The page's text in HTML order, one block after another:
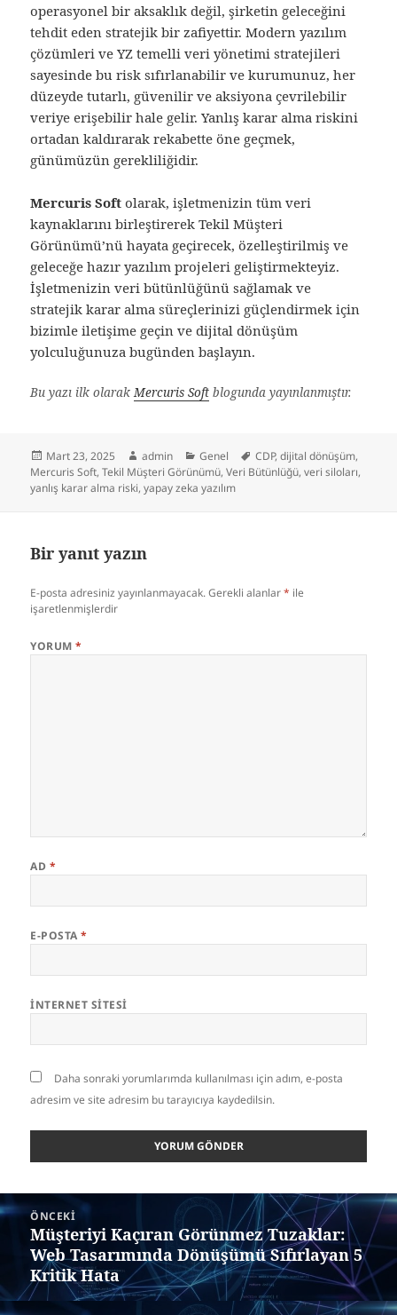
operasyonel bir aksaklık değil, şirketin geleceğini
tehdit eden stratejik bir zafiyettir. Modern yazılım
çözümleri ve YZ temelli veri yönetimi stratejileri
sayesinde bu risk sıfırlanabilir ve kurumunuz, her
düzeyde tutarlı, güvenilir ve aksiyona çevrilebilir
veriye erişebilir hale gelir. Yanlış karar alma riskini
ortadan kaldırarak rekabette öne geçmek,
günümüzün gerekliliğidir.
Mercuris Soft olarak, işletmenizin tüm veri
kaynaklarını birleştirerek Tekil Müşteri
Görünümü’nü hayata geçirecek, özelleştirilmiş ve
geleceğe hazır yazılım projeleri geliştirmekteyiz.
İşletmenizin veri bütünlüğünü sağlamak ve
stratejik karar alma süreçlerinizi güçlendirmek için
bizimle iletişime geçin ve dijital dönüşüm
yolculuğunuza bugünden başlayın.
Bu yazı ilk olarakMercuris Soft blogunda yayınlanmıştır.
Yayın
tarihi
Mart 23, 2025 Yazar
admin Kategoriler
Genel Etiketler
CDP,dijital dönüşüm,
Mercuris Soft,Tekil Müşteri Görünümü,Veri Bütünlüğü,veri siloları,
yanlış karar alma riski,yapay zeka yazılım
Bir yanıt yazın
E-posta adresiniz yayınlanmayacak. Gerekli alanlar* ile
işaretlenmişlerdir
YORUM*
AD *
E-POSTA*
İNTERNET SITESI
Daha sonraki yorumlarımda kullanılması için adım, e-posta
adresim ve site adresim bu tarayıcıya kaydedilsin.
Yazı
gezinmesi
ÖNCEKI
Önceki
yazı:
Müşteriyi Kaçıran Görünmez Tuzaklar:
Web Tasarımında Dönüşümü Sıfırlayan 5
Kritik Hata